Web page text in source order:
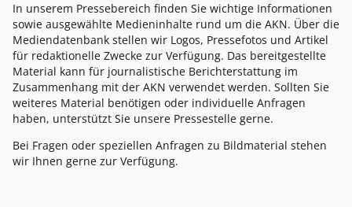
In unserem Pressebereich finden Sie wichtige Informationen
sowie ausgewählte Medieninhalte rund um die AKN. Über die
Mediendatenbank stellen wir Logos, Pressefotos und Artikel
für redaktionelle Zwecke zur Verfügung. Das bereitgestellte
Material kann für journalistische Berichterstattung im
Zusammenhang mit der AKN verwendet werden. Sollten Sie
weiteres Material benötigen oder individuelle Anfragen
haben, unterstützt Sie unsere Pressestelle gerne.
Bei Fragen oder speziellen Anfragen zu Bildmaterial stehen
wir Ihnen gerne zur Verfügung.